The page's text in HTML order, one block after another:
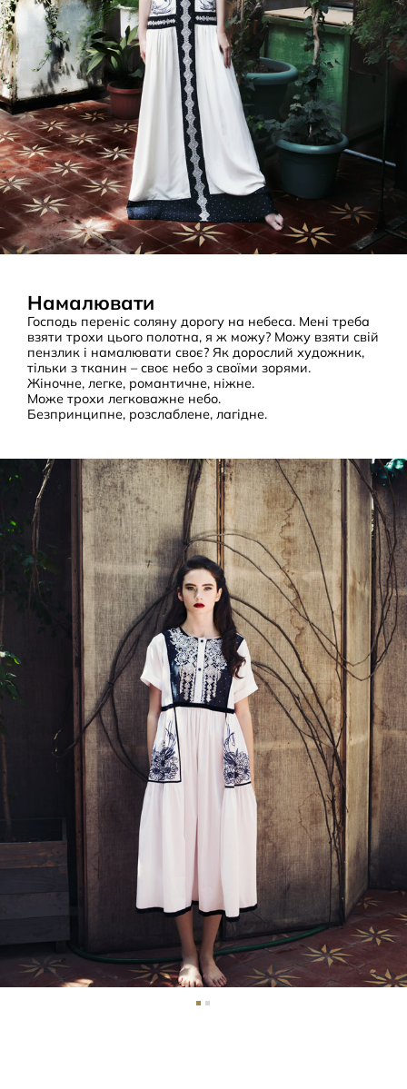
Намалювати
Господь переніс соляну дорогу на небеса. Мені треба
взяти трохи цього полотна, я ж можу? Можу взяти свій
пензлик і намалювати своє? Як дорослий художник,
тільки з тканин – своє небо з своїми зорями.
Жіночне, легке, романтичне, ніжне.
Може трохи легковажне небо.
Безпринципне, розслаблене, лагідне.